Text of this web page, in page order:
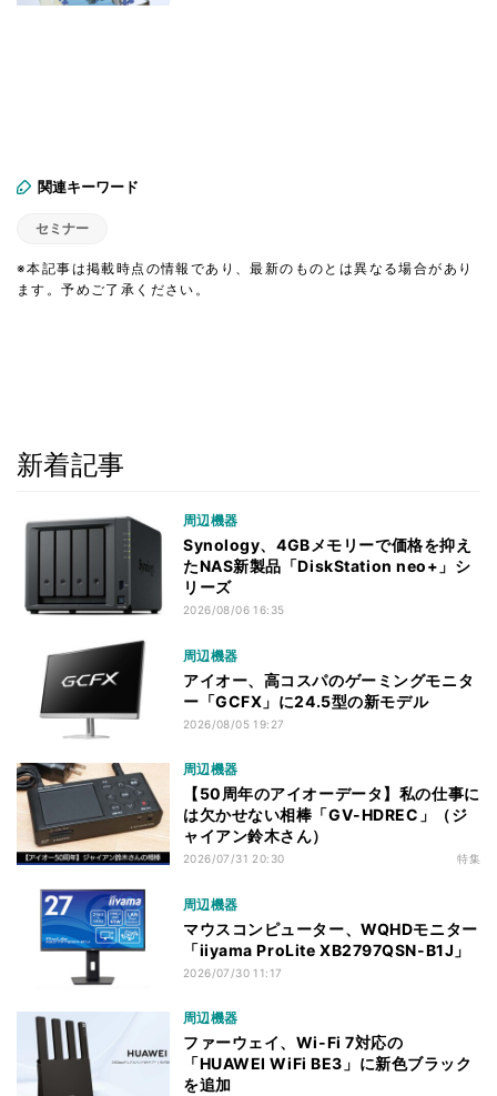
関連キーワード
セミナー
※本記事は掲載時点の情報であり、最新のものとは異なる場合があり
ます。予めご了承ください。
新着記事
周辺機器
Synology、4GBメモリーで価格を抑え
たNAS新製品「DiskStation neo+」シ
リーズ
2026/08/06 16:35
周辺機器
アイオー、高コスパのゲーミングモニタ
ー「GCFX」に24.5型の新モデル
2026/08/05 19:27
周辺機器
【50周年のアイオーデータ】私の仕事に
は欠かせない相棒「GV-HDREC」（ジ
ャイアン鈴木さん）
2026/07/31 20:30 特集
周辺機器
マウスコンピューター、WQHDモニター
「iiyama ProLite XB2797QSN-B1J」
2026/07/30 11:17
周辺機器
ファーウェイ、Wi-Fi 7対応の
「HUAWEI WiFi BE3」に新色ブラック
を追加